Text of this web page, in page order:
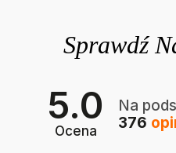
5.0
Ocena
Na
376